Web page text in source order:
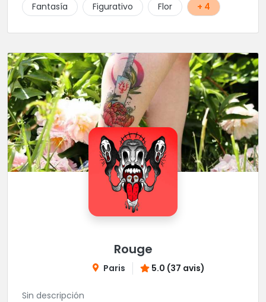
Fantasía
Figurativo Flor + 4
Rouge
Paris 5.0 (37 avis)
Sin descripción